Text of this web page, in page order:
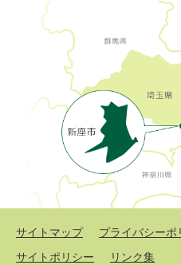
サイトマップ プライバシーポ
サイトポリシー
リンク集